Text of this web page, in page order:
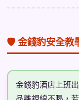
🛡️ 金錢豹安全教
金錢豹酒店上班